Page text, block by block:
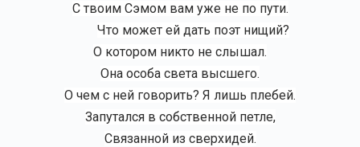
С твоим Сэмом вам уже не по пути.
Что может ей дать поэт нищий?
О котором никто не слышал.
Она особа света высшего.
О чем с ней говорить? Я лишь плебей.
Запутался в собственной петле,
Связанной из сверхидей.